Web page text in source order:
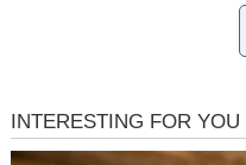
Rak u martu oseća sve
mogu dobiti poruku koja